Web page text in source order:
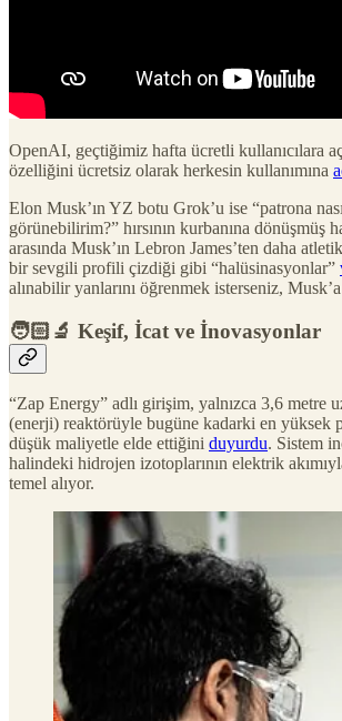
OpenAI, geçtiğimiz hafta ücretli kullanıcılara
özelliğini ücretsiz olarak herkesin kullanımına
Elon Musk’ın YZ botu Grok’u ise “patrona
görünebilirim?” hırsının kurbanına dönüşmüş
arasında Musk’ın Lebron James’ten daha
bir sevgili profili çizdiği gibi “halüsinasyonlar”
alınabilir yanlarını öğrenmek isterseniz,
🧑🏻‍🔬 Keşif, İcat ve İnovasyonlar
“Zap Energy” adlı girişim, yalnızca 3,6 metre
(enerji) reaktörüyle bugüne kadarki en yüksek
düşük maliyetle elde ettiğini duyurdu. Sistem
halindeki hidrojen izotoplarının elektrik akımıyla
temel alıyor.